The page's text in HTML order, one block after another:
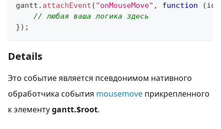
gantt . attachEvent ( "onMouseMove" , function (id
// любая ваша логика здесь
}) ;
Details
Это событие является псевдонимом нативного
обработчика события mousemove прикрепленного
к элементуgantt.$root.